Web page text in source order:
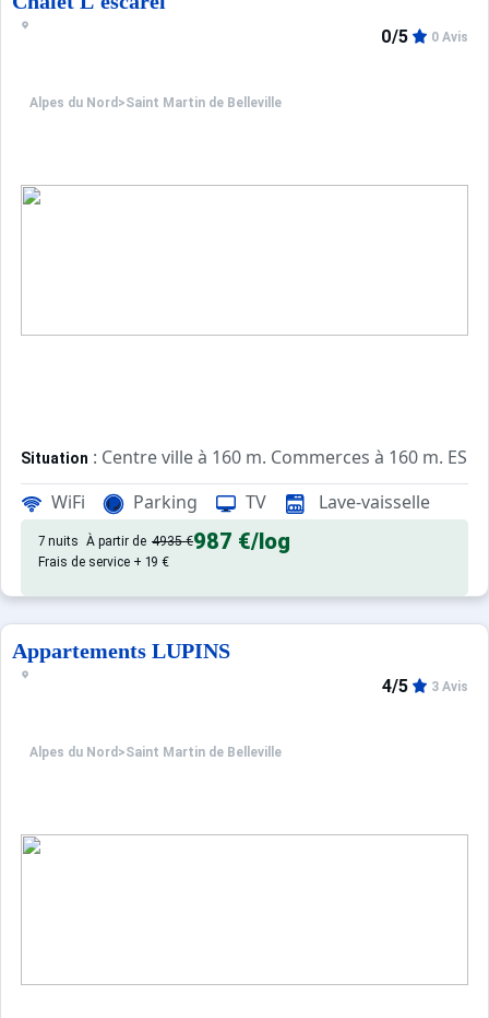
Alpes du Nord >Saint Martin de Belleville
0/5 0 Avis
Situation : Centre ville à 160 m. Commerces à 160 m. ESF
chalet : Appartements confortables et bien équipés
WiFi Parking TV Lave-vaisselle
7 nuits À partir de 4935 €987 €/log
Frais de service + 19 €
Appartements LUPINS
Alpes du Nord >Saint Martin de Belleville
4/5 3 Avis